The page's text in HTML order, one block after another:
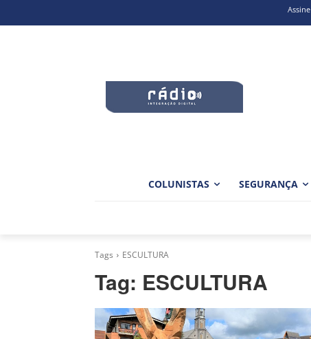
Assine
COLUNISTAS SEGURANÇA
Tags ESCULTURA
Tag: ESCULTURA